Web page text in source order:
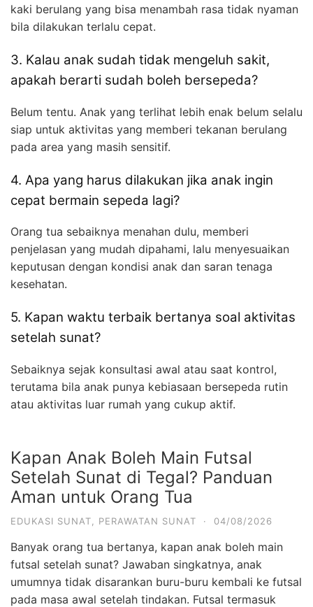
kaki berulang yang bisa menambah rasa tidak nyaman
bila dilakukan terlalu cepat.
3. Kalau anak sudah tidak mengeluh sakit,
apakah berarti sudah boleh bersepeda?
Belum tentu. Anak yang terlihat lebih enak belum selalu
siap untuk aktivitas yang memberi tekanan berulang
pada area yang masih sensitif.
4. Apa yang harus dilakukan jika anak ingin
cepat bermain sepeda lagi?
Orang tua sebaiknya menahan dulu, memberi
penjelasan yang mudah dipahami, lalu menyesuaikan
keputusan dengan kondisi anak dan saran tenaga
kesehatan.
5. Kapan waktu terbaik bertanya soal aktivitas
setelah sunat?
Sebaiknya sejak konsultasi awal atau saat kontrol,
terutama bila anak punya kebiasaan bersepeda rutin
atau aktivitas luar rumah yang cukup aktif.
Kapan Anak Boleh Main Futsal
Setelah Sunat di Tegal? Panduan
Aman untuk Orang Tua
EDUKASI SUNAT PERAWATAN SUNAT · 04/08/2026
Banyak orang tua bertanya, kapan anak boleh main
futsal setelah sunat? Jawaban singkatnya, anak
umumnya tidak disarankan buru-buru kembali ke futsal
pada masa awal setelah tindakan. Futsal termasuk